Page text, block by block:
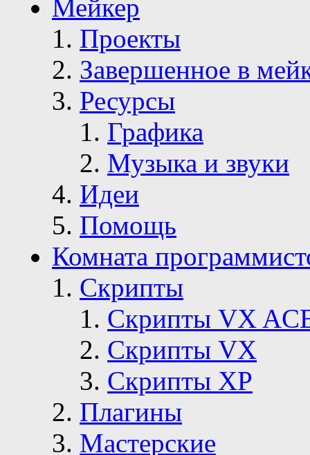
Мейкер
Проекты
Завершенное в
Ресурсы
Графика
Музыка и звуки
Идеи
Помощь
Комната
Скрипты
Скрипты VX
Скрипты VX
Скрипты ХР
Плагины
Мастерские